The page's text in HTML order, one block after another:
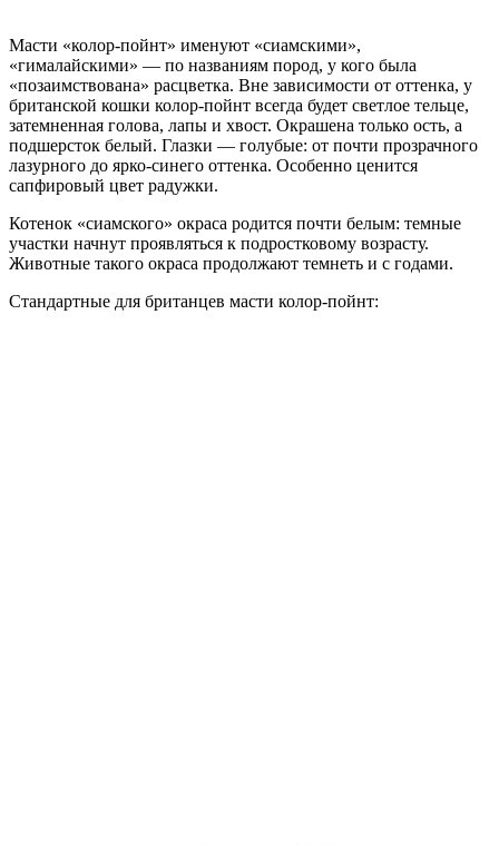
Масти «колор-пойнт» именуют «сиамскими»,
«гималайскими» — по названиям пород, у кого была
«позаимствована» расцветка. Вне зависимости от оттенка, у
британской кошки колор-пойнт всегда будет светлое тельце,
затемненная голова, лапы и хвост. Окрашена только ость, а
подшерсток белый. Глазки — голубые: от почти прозрачного
лазурного до ярко-синего оттенка. Особенно ценится
сапфировый цвет радужки.
Котенок «сиамского» окраса родится почти белым: темные
участки начнут проявляться к подростковому возрасту.
Животные такого окраса продолжают темнеть и с годами.
Стандартные для британцев масти колор-пойнт: